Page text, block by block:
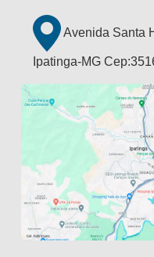
Avenida Santa
Ipatinga-MG